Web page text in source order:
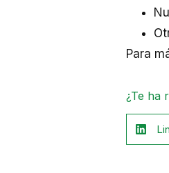
Para
¿Te ha